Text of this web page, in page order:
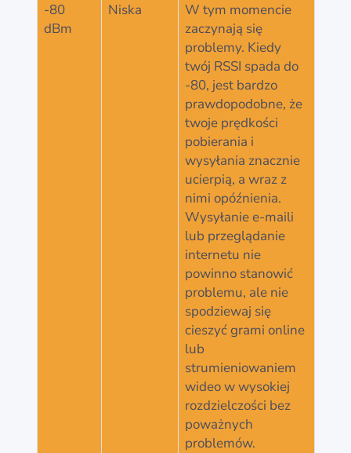
-80
dBm
Niska
W tym momencie
zaczynają się
problemy. Kiedy
twój RSSI spada do
-80, jest bardzo
prawdopodobne, że
twoje prędkości
pobierania i
wysyłania znacznie
ucierpią, a wraz z
nimi opóźnienia.
Wysyłanie e-maili
lub przeglądanie
internetu nie
powinno stanowić
problemu, ale nie
spodziewaj się
cieszyć grami online
lub
strumieniowaniem
wideo w wysokiej
rozdzielczości bez
poważnych
problemów.